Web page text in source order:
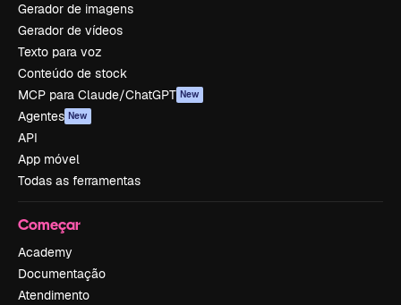
Gerador de imagens
Gerador de vídeos
Texto para voz
Conteúdo de stock
MCP para Claude/ChatGPT New
Agentes New
API
App móvel
Todas as ferramentas
Começar
Academy
Documentação
Atendimento